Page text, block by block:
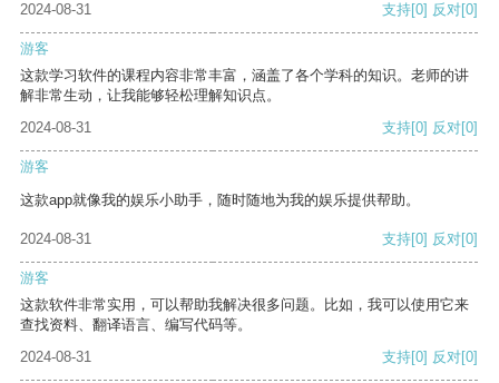
2024-08-31
支持[0] 反对[0]
游客
这款学习软件的课程内容非常丰富，涵盖了各个学科的知识。老师的讲
解非常生动，让我能够轻松理解知识点。
2024-08-31
支持[0] 反对[0]
游客
这款app就像我的娱乐小助手，随时随地为我的娱乐提供帮助。
2024-08-31 支持[0] 反对[0]
游客
这款软件非常实用，可以帮助我解决很多问题。比如，我可以使用它来
查找资料、翻译语言、编写代码等。
2024-08-31
支持[0] 反对[0]